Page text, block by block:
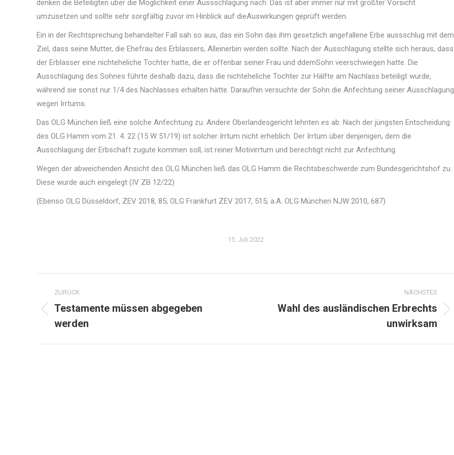
denken die Beteiligten über die Möglichkeit einer Aussschlagung nach. Das ist aber immer nur mit größter Vorsicht
umzusetzen und sollte sehr sorgfältig zuvor im Hinblick auf dieAuswirkungen geprüft werden.
Ein in der Rechtsprechung behandelter Fall sah so aus, das ein Sohn das ihm gesetzlich angefallene Erbe aussschlug mit dem
Ziel, dass seine Mutter, die Ehefrau des Erblassers, Alleinerbin werden sollte. Nach der Ausschlagung stellte sich heraus, dass
der Erblasser eine nichteheliche Tochter hatte, die er offenbar seiner Frau und ddemSohn veerschwiegen hatte. Die
Ausschlagung des Sohnes führte deshalb dazu, dass die nichteheliche Tochter zur Hälfte am Nachlass beteiligt wurde,
während sie sonst nur 1/4 des Nachlasses erhalten hätte. Daraufhin versuchte der Sohn die Anfechtung seiner Ausschlagung
wegen Irrtums.
Das OLG München ließ eine solche Anfechtung zu. Andere Oberlandesgericht lehnten es ab. Nach der jüngsten Entscheidung
des OLG Hamm vom 21. 4. 22 (15 W 51/19) ist solcher Irrtum nicht erheblich. Der Irrtum über denjenigen, dem die
Ausschlagung der Erbschaft zugute kommen soll, ist reiner Motivirrtum und berechtigt nicht zur Anfechtung.
Wegen der abweichenden Ansicht des OLG München ließ das OLG Hamm die Rechtsbeschwerde zum Bundesgerichtshof zu.
Diese wurde auch eingelegt (IV ZB 12/22)
(Ebenso OLG Düsseldorf, ZEV 2018, 85; OLG Frankfurt ZEV 2017, 515; a.A. OLG München NJW 2010, 687)
15. Juli 2022
Kommentarnavigation
ZURÜCK
Vorheriger
Beitrag:
Testamente müssen abgegeben
werden
NÄCHSTES
Nächster
Wahl des ausländischen Erbrechts
unwirksam